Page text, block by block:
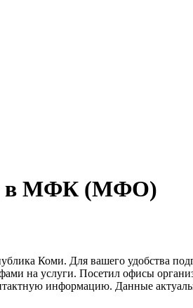
в МФК (МФО)
Коми. Для вашего удобства
на услуги. Посетил офисы
информацию. Данные